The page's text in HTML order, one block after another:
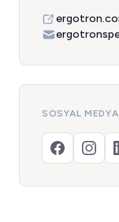
SOSYAL MEDYA